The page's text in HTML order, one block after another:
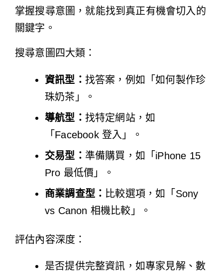
掌握搜尋意圖，就能找到真正有機會切入的
關鍵字。
搜尋意圖四大類：
資訊型： 找答案，例如「如何製作珍
珠奶茶」。
導航型： 找特定網站，如
「Facebook 登入」。
交易型： 準備購買，如「iPhone 15
Pro 最低價」。
商業調查型： 比較選項，如「Sony
vs Canon 相機比較」。
評估內容深度：
是否提供完整資訊，如專家見解、數